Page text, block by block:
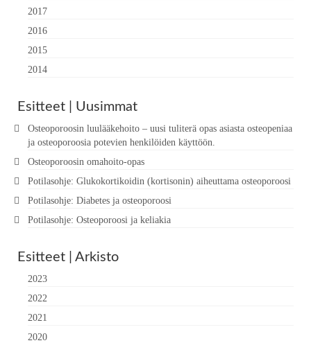
2017
2016
2015
2014
Esitteet | Uusimmat
Osteoporoosin luulääkehoito – uusi tuliterä opas asiasta osteopeniaa
ja osteoporoosia potevien henkilöiden käyttöön.
Osteoporoosin omahoito-opas
Potilasohje: Glukokortikoidin (kortisonin) aiheuttama osteoporoosi
Potilasohje: Diabetes ja osteoporoosi
Potilasohje: Osteoporoosi ja keliakia
Esitteet | Arkisto
2023
2022
2021
2020